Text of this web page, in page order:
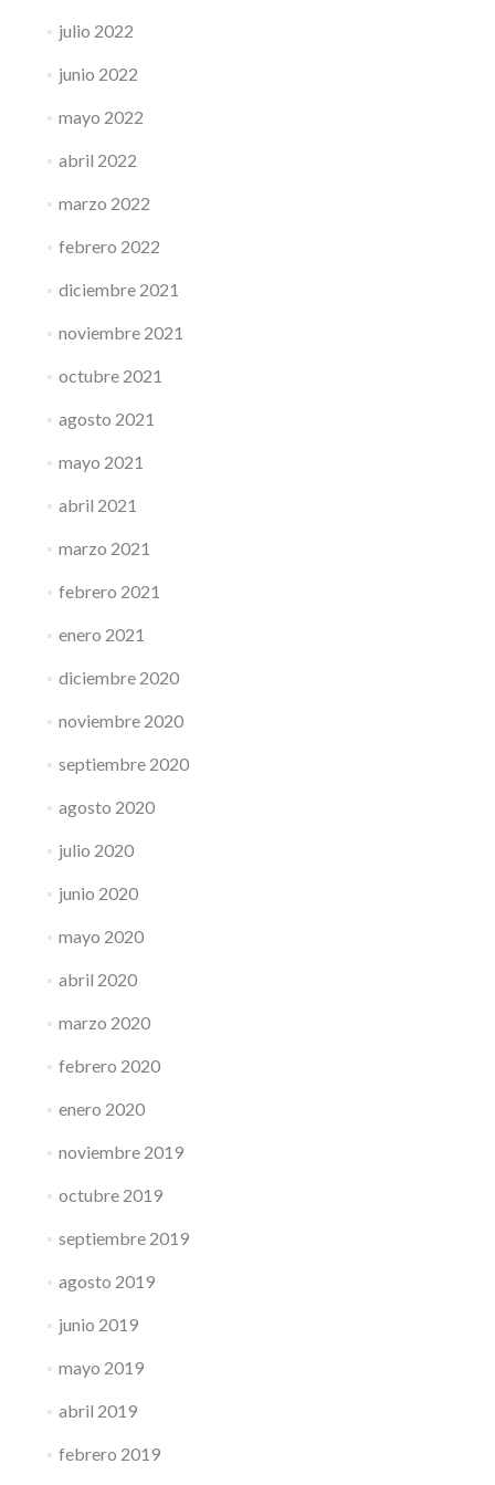
julio 2022
junio 2022
mayo 2022
abril 2022
marzo 2022
febrero 2022
diciembre 2021
noviembre 2021
octubre 2021
agosto 2021
mayo 2021
abril 2021
marzo 2021
febrero 2021
enero 2021
diciembre 2020
noviembre 2020
septiembre 2020
agosto 2020
julio 2020
junio 2020
mayo 2020
abril 2020
marzo 2020
febrero 2020
enero 2020
noviembre 2019
octubre 2019
septiembre 2019
agosto 2019
junio 2019
mayo 2019
abril 2019
febrero 2019